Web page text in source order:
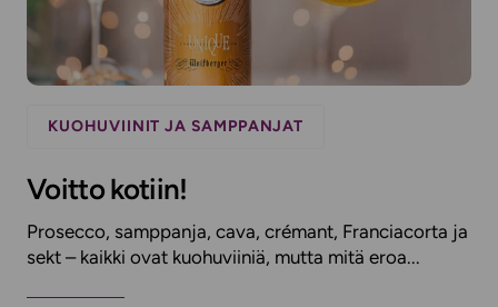
KUOHUVIINIT JA SAMPPANJAT
Voitto kotiin!
Prosecco, samppanja, cava, crémant, Franciacorta ja
sekt – kaikki ovat kuohuviiniä, mutta mitä eroa...